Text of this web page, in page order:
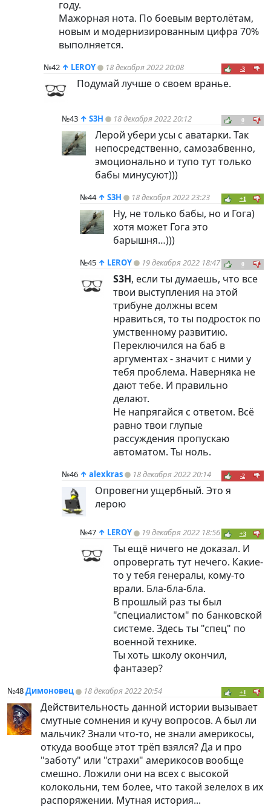
году.
Мажорная нота. По боевым вертолётам,
новым и модернизированным цифра 70%
выполняется.
№42 ↑ LEROY 18 декабря 2022 20:08 -3
Подумай лучше о своем вранье.
№43 ↑ S3H 18 декабря 2022 20:12 0
Лерой убери усы с аватарки. Так
непосредственно, самозабвенно,
эмоционально и тупо тут только
бабы минусуют)))
№44 ↑ S3H 18 декабря 2022 23:23 +1
Ну, не только бабы, но и Гога)
хотя может Гога это
барышня…)))
№45 ↑ LEROY 19 декабря 2022 18:47 0
S3H, если ты думаешь, что все
твои выступления на этой
трибуне должны всем
нравиться, то ты подросток по
умственному развитию.
Переключился на баб в
аргументах - значит с ними у
тебя проблема. Наверняка не
дают тебе. И правильно
делают.
Не напрягайся с ответом. Всё
равно твои глупые
рассуждения пропускаю
автоматом. Ты ноль.
№46 ↑ alexkras 18 декабря 2022 20:14 -2
Опровегни ущербный. Это я
лерою
№47 ↑ LEROY 19 декабря 2022 18:56 +3
Ты ещё ничего не доказал. И
опровергать тут нечего. Какие-
то у тебя генералы, кому-то
врали. Бла-бла-бла.
В прошлый раз ты был
"специалистом" по банковской
системе. Здесь ты "спец" по
военной технике.
Ты хоть школу окончил,
фантазер?
№48Димоновец 18 декабря 2022 20:54 +1
Действительность данной истории вызывает
смутные сомнения и кучу вопросов. А был ли
мальчик? Знали что-то, не знали америкосы,
откуда вообще этот трёп взялся? Да и про
"заботу" или "страхи" америкосов вообще
смешно. Ложили они на всех с высокой
колокольни, тем более, что такой зелелох в их
распоряжении. Мутная история...